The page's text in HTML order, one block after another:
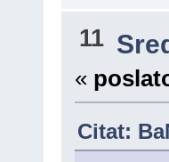
11
«
Citat: